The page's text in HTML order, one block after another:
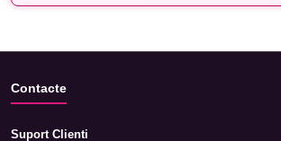
Contacte
Suport Clienti